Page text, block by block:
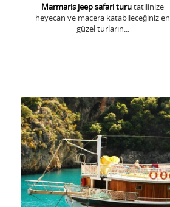
Marmaris jeep safari turutatilinize
heyecan ve macera katabileceğiniz en
güzel turların...